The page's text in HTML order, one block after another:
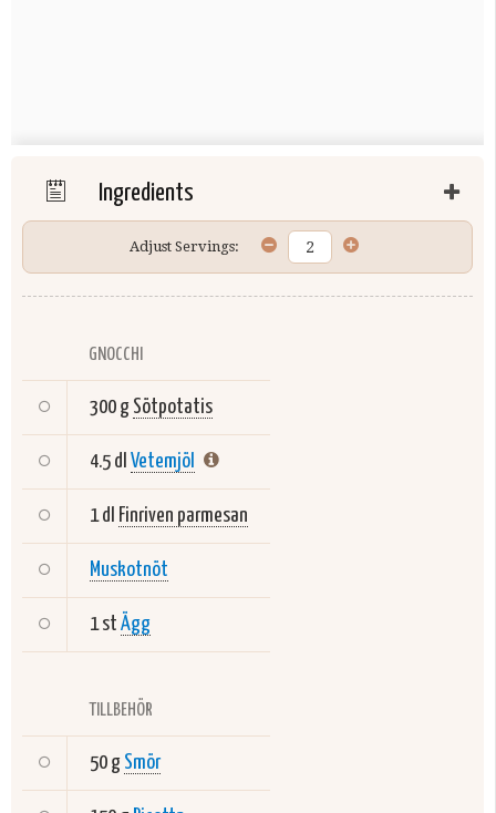
Ingredients
Adjust Servings:
GNOCCHI
300 g Sötpotatis
4.5 dl Vetemjöl
1 dl Finriven parmesan
Muskotnöt
1 st Ägg
TILLBEHÖR
50 g Smör